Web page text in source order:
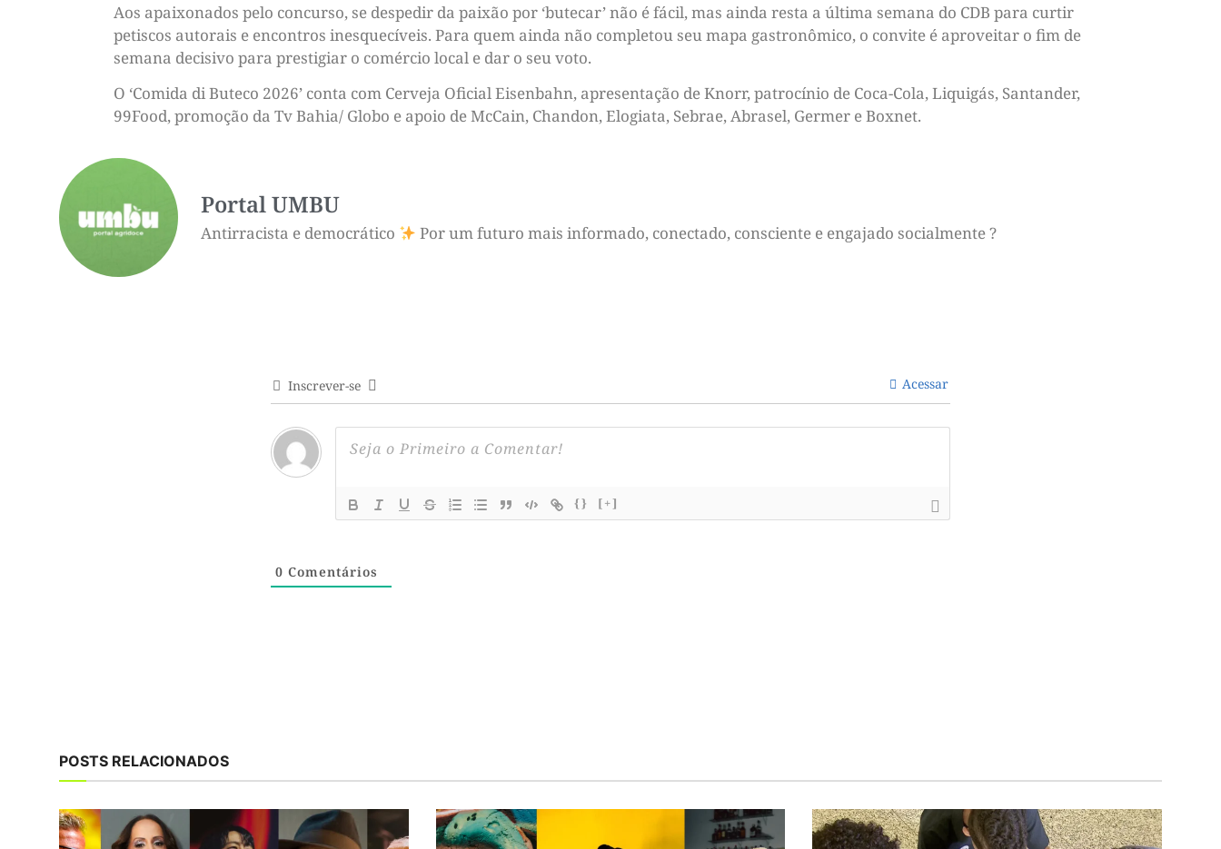
Aos apaixonados pelo concurso, se despedir da paixão por ‘butecar’ não é fácil, mas ainda resta a última semana do CDB para curtir
petiscos autorais e encontros inesquecíveis. Para quem ainda não completou seu mapa gastronômico, o convite é aproveitar o fim de
semana decisivo para prestigiar o comércio local e dar o seu voto.
O ‘Comida di Buteco 2026’ conta com Cerveja Oficial Eisenbahn, apresentação de Knorr, patrocínio de Coca-Cola, Liquigás, Santander,
99Food, promoção da Tv Bahia/ Globo e apoio de McCain, Chandon, Elogiata, Sebrae, Abrasel, Germer e Boxnet.
Portal UMBU
Antirracista e democrático Por um futuro mais informado, conectado, consciente e engajado socialmente ?
Inscrever-se Acessar
{} [+]
0 Comentários
POSTS RELACIONADOS